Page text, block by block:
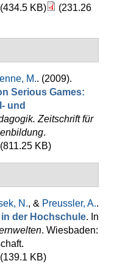
(434.5 KB)
(231.26
M.. (2009).
Serious Games:
und
Zeitschrift für
.
(811.25 KB)
N., & Preussler, A..
der Hochschule. In
. Wiesbaden:
(139.1 KB)